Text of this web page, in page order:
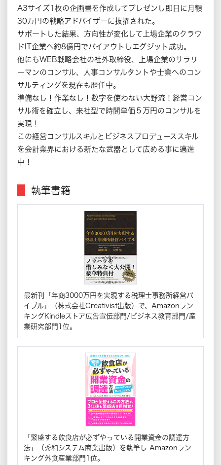
A3サイズ1枚の企画書を作成してプレゼンし即日に月額
30万円の戦略アドバイザーに抜擢された。
サポートした結果、方向性が変化して上場企業のクラウ
ドIT企業へ約8億円でバイアウトしエグジット成功。
他にもWEB戦略会社の社外取締役、上場企業のサラリ
ーマンのコンサル、人事コンサルタントや士業へのコン
サルティングを現在も歴任中。
準備なし！作業なし！数字を使わない大野流！経営コン
サル術を確立し、来社型で時間単価５万円のコンサルを
実現！
この経営コンサルスキルとビジネスプロデューススキル
を会計業界における新たな武器として広める事に邁進
中！
執筆書籍
最新刊「年商3000万円を実現する税理士事務所経営バ
イブル」（株式会社Creativist出版）で、Amazonラン
キングKindleストア広告宣伝部門/ビジネス教育部門/産
業研究部門1位。
「繁盛する飲食店が必ずやっている開業資金の調達方
法」（秀和システム商業出版）を執筆し Amazonラン
キング外食産業部門1位。